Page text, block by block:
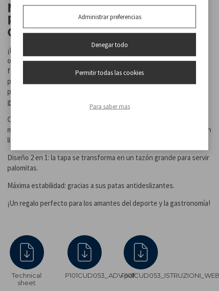
MÁQUINA PARA HACER
PALOMITAS DE MAÍZ CON AIRE
CALIENTE
¡Lleva la diversión de las noches de cine y los partidos de fútbol a
otro nivel con esta simpática máquina para hacer palomitas con
forma de balón! Perfecta tanto para aficionados al fútbol como
para quienes no lo son, utiliza la circulación de aire caliente para
preparar deliciosas palomitas en menos de 3 minutos, sin añadir
grasa.
Cocina con aire caliente: sin aceite ni mantequilla, para una
merienda ligera y sabrosa. Rápido y eficiente: tus palomitas estarán
listas en menos de 3 minutos.
Diseño 2 en 1: la tapa se transforma en un tazón grande para servir
palomitas.
Máxima estabilidad: gracias a sus patas antideslizantes.
¡Un regalo perfecto para los amantes del deporte y la gastronomía!
Technical
sheet
P101CUD053_ADV.pdf
Administrar preferencias
Denegar todo
Permitir todas las cookies
Para saber mas